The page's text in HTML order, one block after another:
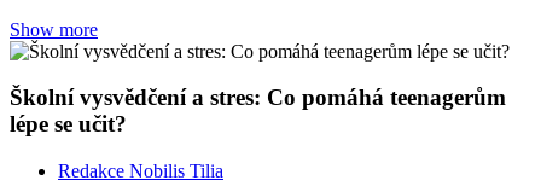
Show more
Školní vysvědčení a stres: Co pomáhá teenagerům
lépe se učit?
Redakce Nobilis Tilia